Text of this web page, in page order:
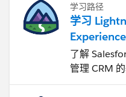
学习路径
学习
知识
了解
管理 CRM 的